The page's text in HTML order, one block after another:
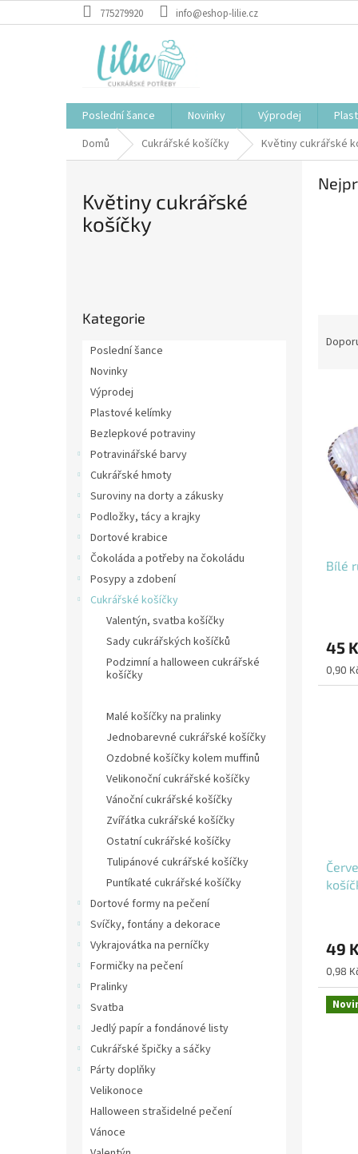
na
775279920 info@eshop-lilie.cz
Poslední šance Novinky Výprodej
Domů
Cukrářské košíčky Květiny cukrářské
Květiny cukrářské
košíčky
kategorie
Kategorie
Poslední šance
Novinky
Výprodej
Plastové kelímky
Bezlepkové potraviny
Potravinářské barvy
Cukrářské hmoty
Suroviny na dorty a zákusky
Podložky, tácy a krajky
Dortové krabice
Čokoláda a potřeby na čokoládu
Posypy a zdobení
Cukrářské košíčky
Valentýn, svatba košíčky
Sady cukrářských košíčků
Podzimní a halloween cukrářské
košíčky
Malé košíčky na pralinky
Jednobarevné cukrářské košíčky
Ozdobné košíčky kolem muffinů
Velikonoční cukrářské košíčky
Vánoční cukrářské košíčky
Zvířátka cukrářské košíčky
Ostatní cukrářské košíčky
Tulipánové cukrářské košíčky
Puntíkaté cukrářské košíčky
Dortové formy na pečení
Svíčky, fontány a dekorace
Vykrajovátka na perníčky
Formičky na pečení
Pralinky
Svatba
Jedlý papír a fondánové listy
Cukrářské špičky a sáčky
Párty doplňky
Velikonoce
Halloween strašidelné pečení
Vánoce
Bílé
45
Měrná
cena:
0,90
49
Měrná
0,98